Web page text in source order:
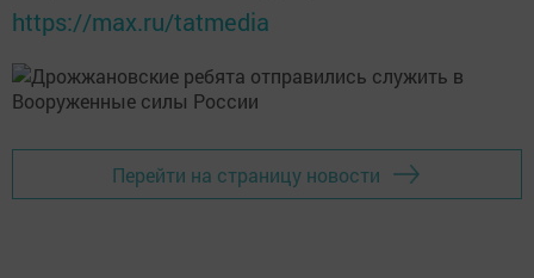
https://max.ru/tatmedia
Перейти на страницу новости